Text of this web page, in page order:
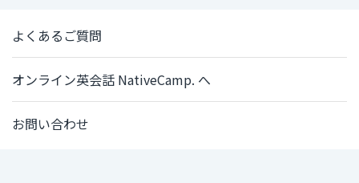
よくあるご質問
オンライン英会話 NativeCamp. へ
お問い合わせ